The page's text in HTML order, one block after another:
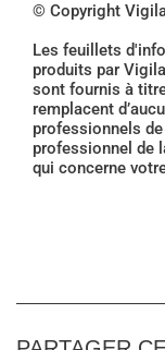
© Copyright
Les feuillets
produits par
sont fournis à
remplacent
professionnels
professionnel de
qui concerne